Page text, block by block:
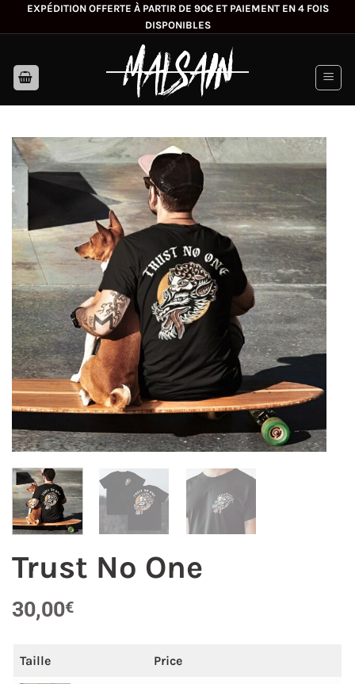
PasserEXPÉDITION OFFERTE À PARTIR DE 90€ ET PAIEMENT EN 4 FOIS
DISPONIBLES
Trust No One
30,00€
Taille Price